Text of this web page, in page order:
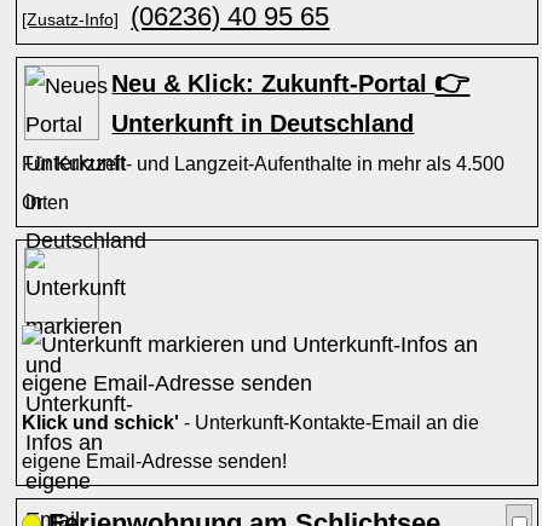
[Zusatz-Info] (06236) 40 95 65
Neu & Klick: Zukunft-Portal 👉
Unterkunft in Deutschland
Für Kurzzeit- und Langzeit-Aufenthalte in mehr als 4.500
Orten
Klick und schick' - Unterkunft-Kontakte-Email an die
eigene Email-Adresse senden!